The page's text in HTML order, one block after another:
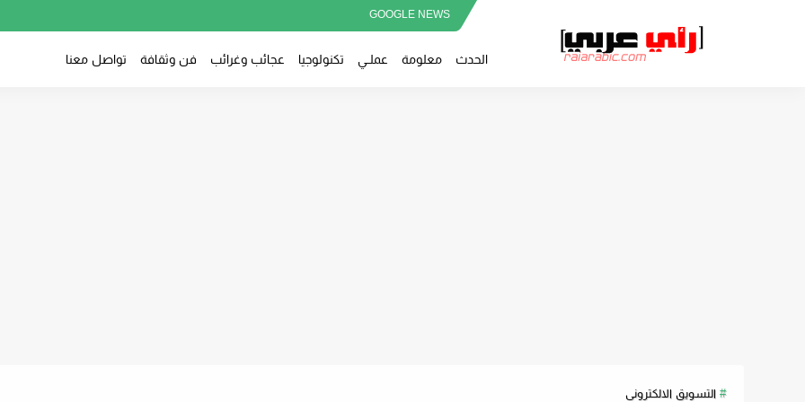
GOOGLE NEWS
الحدث معلومة عملــي تكنولوجيا عجائب وغرائب فن وثقافة تواصل معنا
التسويق الالكترونى